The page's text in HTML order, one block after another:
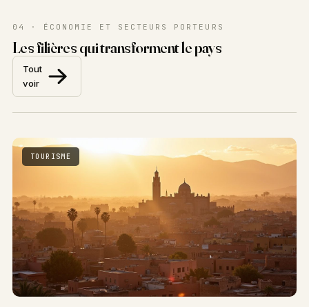
04 · ÉCONOMIE ET SECTEURS PORTEURS
Les filières qui transforment le pays
Tout
voir
TOURISME